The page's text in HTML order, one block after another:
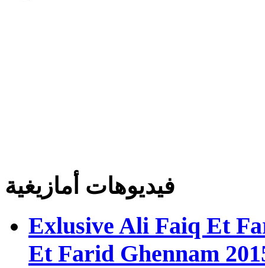
فيديوهات أمازيغية
Exlusive Ali Faiq Et
Et Farid Ghennam